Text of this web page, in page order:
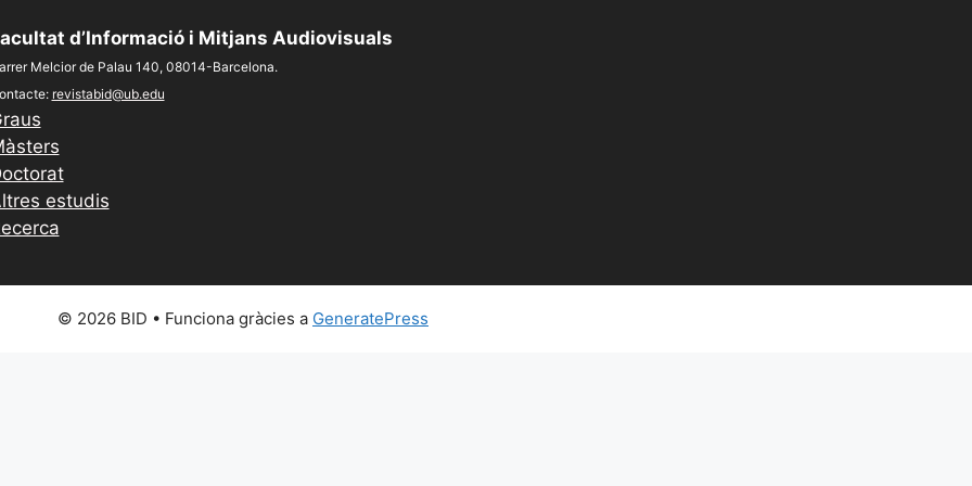
d’Informació i Mitjans Audiovisuals
Melcior de Palau 140, 08014-Barcelona.
revistabid@ub.edu
estudis
© 2026 BID • Funciona gràcies a GeneratePress